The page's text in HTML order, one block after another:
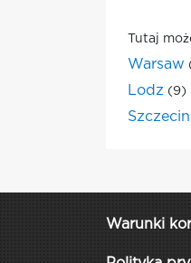
Tutaj
Warsaw
Lodz (9)
Szczecin
Warunki